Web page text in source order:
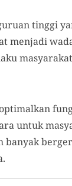
tinggi
menjadi
untuk
banyak